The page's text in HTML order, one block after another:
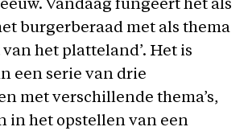
Vandaag fungeert het als
burgerberaad met als thema
van het platteland’. Het is
een serie van drie
met verschillende thema’s,
in het opstellen van een